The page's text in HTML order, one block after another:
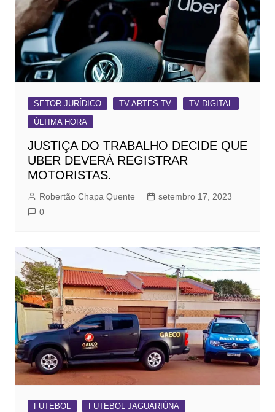
SETOR JURÍDICO TV ARTES TV
TV DIGITAL
ÚLTIMA HORA
JUSTIÇA DO TRABALHO DECIDE QUE
UBER DEVERÁ REGISTRAR
MOTORISTAS.
Robertão Chapa Quente
setembro 17, 2023
0
FUTEBOL
FUTEBOL JAGUARIÚNA